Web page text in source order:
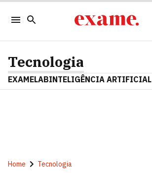
Tecnologia
EXAMELABINTELIGÊNCIA ARTIFICIAL
Home Tecnologia